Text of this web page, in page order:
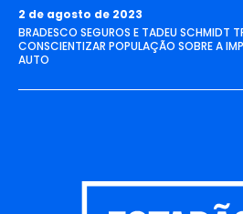
2 de agosto de 2023
BRADESCO SEGUROS E TADEU SCHMIDT
CONSCIENTIZAR POPULAÇÃO SOBRE A
AUTO